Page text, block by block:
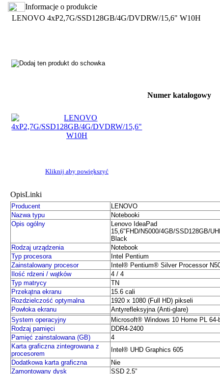
Informacje o produkcie
LENOVO 4xP2,7G/SSD128GB/4G/DVDRW/15,6" W10H
Kliknij aby powiększyć
Numer katalogowy
OpisLinki
Producent
LENOVO
Nazwa typu
Notebooki
Opis ogólny
Lenovo IdeaPad
15,6"FHD/N5000/4GB/SSD128GB/
Black
Rodzaj urządzenia
Notebook
Typ procesora
Intel Pentium
Zainstalowany procesor
Intel® Pentium® Silver Processor
Ilość rdzeni / wątków
4 / 4
Typ matrycy
TN
Przekątna ekranu
15.6 cali
Rozdzielczość optymalna
1920 x 1080 (Full HD) pikseli
Powłoka ekranu
Antyrefleksyjna (Anti-glare)
System operacyjny
Microsoft® Windows 10 Home PL 64-
Rodzaj pamięci
DDR4-2400
Pamięć zainstalowana (GB)
4
Karta graficzna zintegrowana z
procesorem
Intel® UHD Graphics 605
Dodatkowa karta graficzna
Nie
Zamontowany dysk
SSD 2,5”